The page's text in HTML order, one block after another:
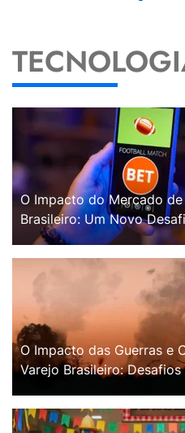
O Impacto do Mercado
Brasileiro: Um Novo
O Impacto das Guerras e
Varejo Brasileiro: